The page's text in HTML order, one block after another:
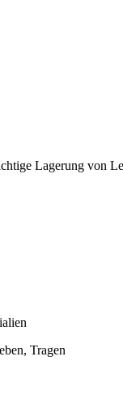
Lagerung von
Tragen